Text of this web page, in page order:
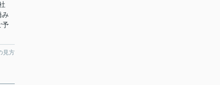
み
予
見方